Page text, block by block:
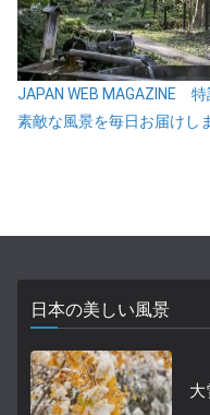
JAPAN WEB MAGAZINE
素敵な風景を毎日お届けし
日本の美しい風景
大